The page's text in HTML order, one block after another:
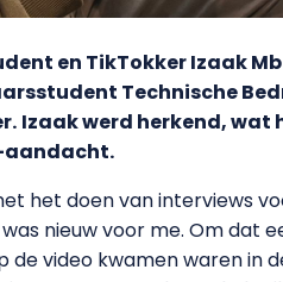
en TikTokker Izaak
Technische
Izaak werd herkend, wat
aandacht.
het doen van interviews
nieuw voor me. Om dat
de video kwamen waren